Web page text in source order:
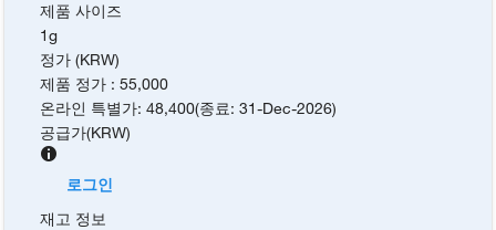
제품 사이즈
1g
정가 (KRW)
제품 정가 :55,000
온라인 특별가:48,400(종료:31-Dec-2026)
공급가(KRW)
로그인
재고 정보